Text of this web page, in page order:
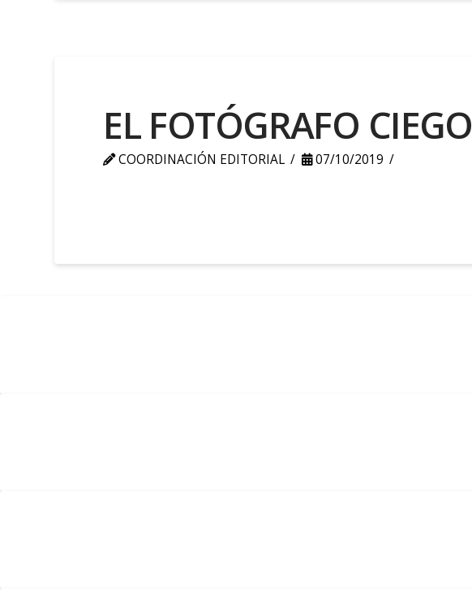
EL FOTÓGRAFO CIEGO
COORDINACIÓN EDITORIAL 07/10/2019